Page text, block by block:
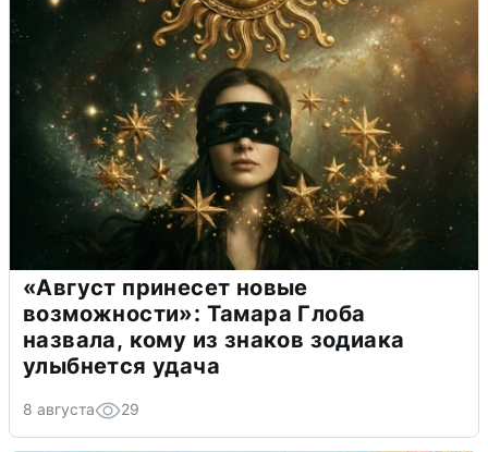
«Август принесет новые
возможности»: Тамара Глоба
назвала, кому из знаков зодиака
улыбнется удача
8 августа 29